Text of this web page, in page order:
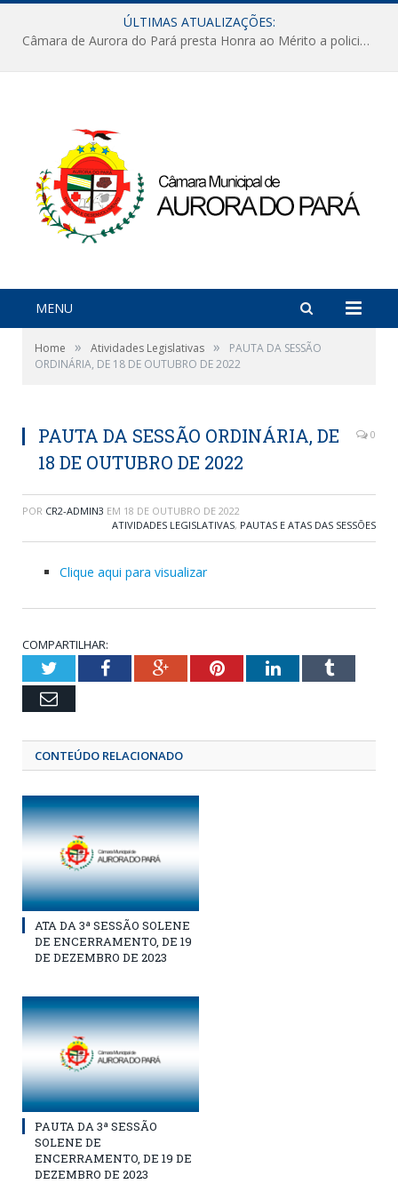
ÚLTIMAS ATUALIZAÇÕES:
Câmara de Aurora do Pará presta Honra ao Mérito a policiais militares em sessão marcada por reconhecimento e emoção
MENU
Home » Atividades Legislativas »
PAUTA DA SESSÃO
ORDINÁRIA, DE 18 DE OUTUBRO DE 2022
PAUTA DA SESSÃO ORDINÁRIA, DE
18 DE OUTUBRO DE 2022
0
POR CR2-ADMIN3 EM 18 DE OUTUBRO DE 2022
ATIVIDADES LEGISLATIVAS, PAUTAS E ATAS DAS SESSÕES
Clique aqui para visualizar
COMPARTILHAR:
TwitterFacebookGoogle+PinterestLinkedInTumblr
Email
CONTEÚDO RELACIONADO
ATA DA 3ª SESSÃO SOLENE
DE ENCERRAMENTO, DE 19
DE DEZEMBRO DE 2023
PAUTA DA 3ª SESSÃO
SOLENE DE
ENCERRAMENTO, DE 19 DE
DEZEMBRO DE 2023